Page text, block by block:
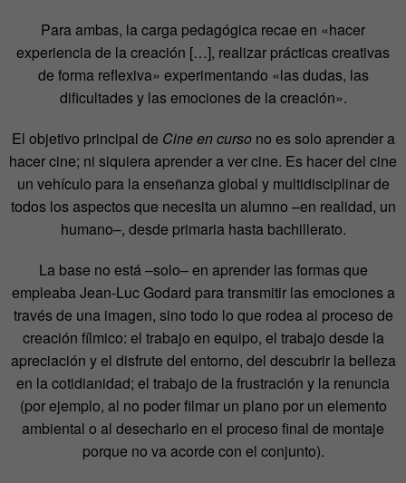
Para ambas, la carga pedagógica recae en «hacer
experiencia de la creación […], realizar prácticas creativas
de forma reflexiva» experimentando «las dudas, las
dificultades y las emociones de la creación».
El objetivo principal de Cine en cursono es solo aprender a
hacer cine; ni siquiera aprender a ver cine. Es hacer del cine
un vehículo para la enseñanza global y multidisciplinar de
todos los aspectos que necesita un alumno –en realidad, un
humano–, desde primaria hasta bachillerato.
La base no está –solo– en aprender las formas que
empleaba Jean-Luc Godard para transmitir las emociones a
través de una imagen, sino todo lo que rodea al proceso de
creación fílmico: el trabajo en equipo, el trabajo desde la
apreciación y el disfrute del entorno, del descubrir la belleza
en la cotidianidad; el trabajo de la frustración y la renuncia
(por ejemplo, al no poder filmar un plano por un elemento
ambiental o al desecharlo en el proceso final de montaje
porque no va acorde con el conjunto).